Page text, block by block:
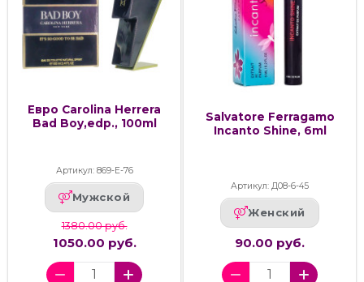
Евро Carolina Herrera
Bad Boy,edp., 100ml
Артикул: 869-Е-76
Мужской
1380.00 руб.
1050.00 руб.
Salvatore Ferragamo
Incanto Shine, 6ml
Артикул: Д08-6-45
Женский
90.00 руб.